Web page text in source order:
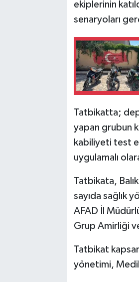
ekiplerinin
senaryoları
Tatbikatta;
yapan grubun
kabiliyeti test
uygulamalı
Tatbikata,
sayıda sağlık
AFAD İl
Grup Amirliği
Tatbikat
yönetimi,